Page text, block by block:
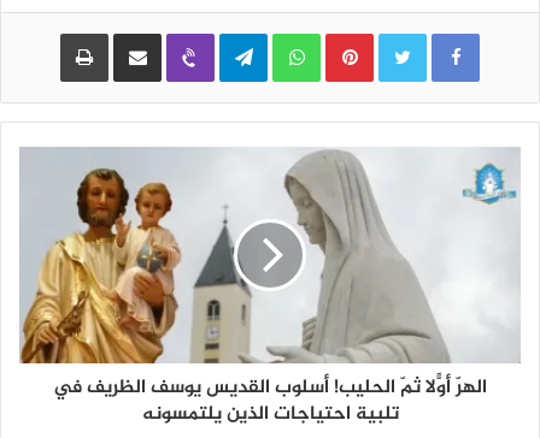
Pinterest
WhatsApp
Telegram
Viber مشاركة عبر البريد طباعة
الهرّ أوّلاً ثمّ الحليب! أسلوب القديس يوسف الظريف في
تلبية احتياجات الذين يلتمسونه